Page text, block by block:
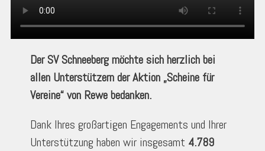
Der SV Schneeberg möchte sich herzlich bei
allen Unterstützern der Aktion „Scheine für
Vereine“ von Rewe bedanken.
Dank Ihres großartigen Engagements und Ihrer
Unterstützung haben wir insgesamt 4.789